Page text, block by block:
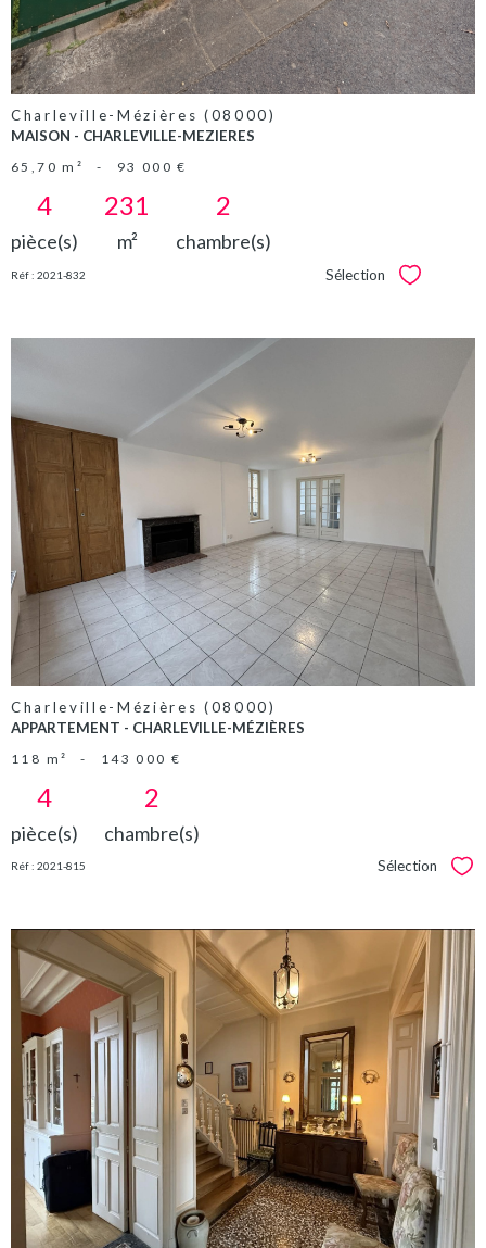
Charleville-Mézières (08000)
MAISON - CHARLEVILLE-MEZIERES
65,70 m² - 93 000 €
4
pièce(s)
231
m²
2
chambre(s)
Réf : 2021-832 Sélection Sélectionner
VOIR LE
BIEN
Charleville-Mézières (08000)
APPARTEMENT - CHARLEVILLE-MÉZIÈRES
118 m² - 143 000 €
4
pièce(s)
2
chambre(s)
Réf : 2021-815 Sélection
VOIR LE
BIEN